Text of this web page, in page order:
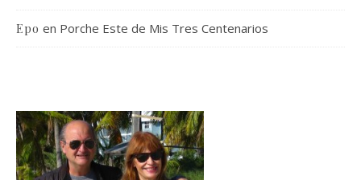
Epo en Porche Este de Mis Tres Centenarios